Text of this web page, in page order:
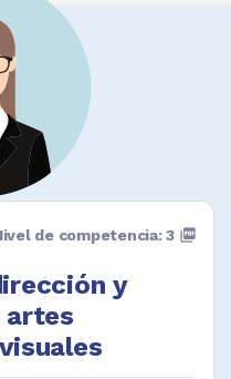
y
artes
de competencia: 3 picture_as_pdf